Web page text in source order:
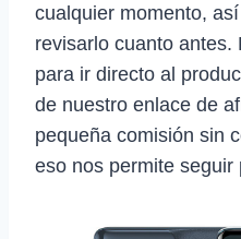
cualquier momento,
revisarlo cuanto
para ir directo al
de nuestro enlace de
pequeña comisión sin
eso nos permite seguir